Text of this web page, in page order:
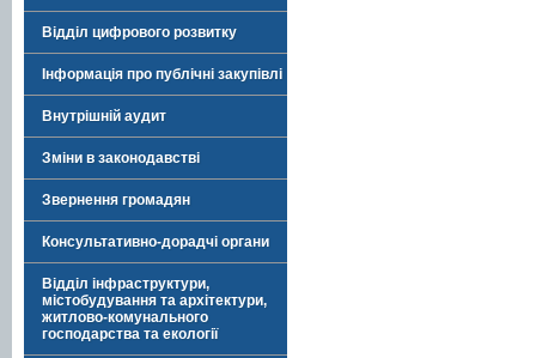
Відділ цифрового розвитку
Інформація про публічні закупівлі
Внутрішній аудит
Зміни в законодавстві
Звернення громадян
Консультативно-дорадчі органи
Відділ інфраструктури,
містобудування та архітектури,
житлово-комунального
господарства та екології